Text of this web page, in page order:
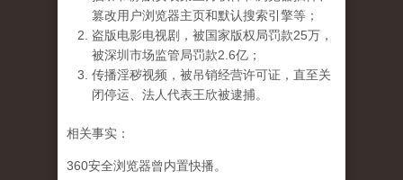
篡改用户浏览器主页和默认搜索引擎等；
盗版电影电视剧，被国家版权局罚款25万，
被深圳市场监管局罚款2.6亿；
传播淫秽视频，被吊销经营许可证，直至关
闭停运、法人代表王欣被逮捕。
相关事实：
360安全浏览器曾内置快播。